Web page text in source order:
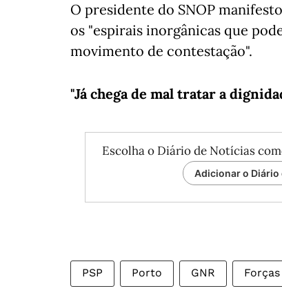
O presidente do SNOP
os "espirais inorgânicas que
movimento de contestação".
"Já chega de mal tratar a
Escolha o Diário de Notícias
Adicionar o Diário
PSP Porto GNR